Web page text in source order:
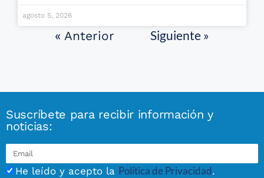
agosto 5, 2026
« Anterior Siguiente »
Suscríbete para recibir información y
noticias:
He leído y acepto la Política de Privacidad.